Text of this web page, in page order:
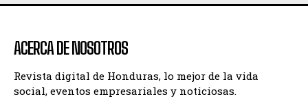
ACERCA DE NOSOTROS
Revista digital de Honduras, lo mejor de la vida
social, eventos empresariales y noticiosas.